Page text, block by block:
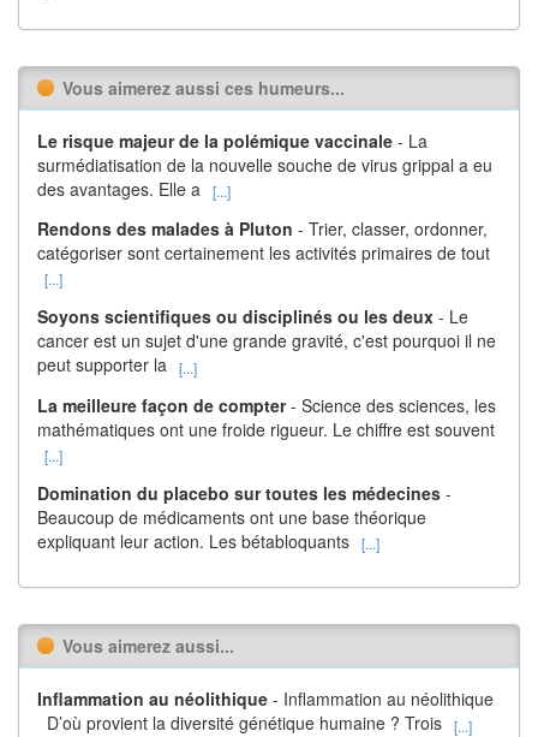
Vous aimerez aussi ces humeurs...
Le risque majeur de la polémique vaccinale - La
surmédiatisation de la nouvelle souche de virus grippal a eu
des avantages. Elle a
[...]
Rendons des malades à Pluton - Trier, classer, ordonner,
catégoriser sont certainement les activités primaires de tout
[...]
Soyons scientifiques ou disciplinés ou les deux - Le
cancer est un sujet d'une grande gravité, c'est pourquoi il ne
peut supporter la [...]
La meilleure façon de compter- Science des sciences, les
mathématiques ont une froide rigueur. Le chiffre est souvent
[...]
Domination du placebo sur toutes les médecines -
Beaucoup de médicaments ont une base théorique
expliquant leur action. Les bétabloquants [...]
Vous aimerez aussi...
Inflammation au néolithique - Inflammation au néolithique
D’où provient la diversité génétique humaine ? Trois [...]